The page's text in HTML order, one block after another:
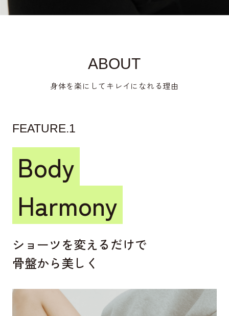
ABOUT
身体を楽にしてキレイになれる理由
FEATURE.1
Body
Harmony
ショーツを変えるだけで
骨盤から美しく